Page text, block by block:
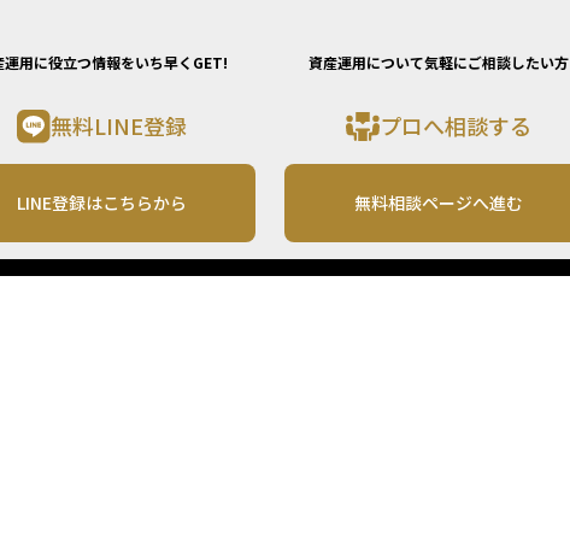
運用に役立つ情報をいち早くGET!
無料LINE登録
LINE登録はこちらから
資産運用について気軽にご相談したい方
プロへ相談する
無料相談ページへ進む